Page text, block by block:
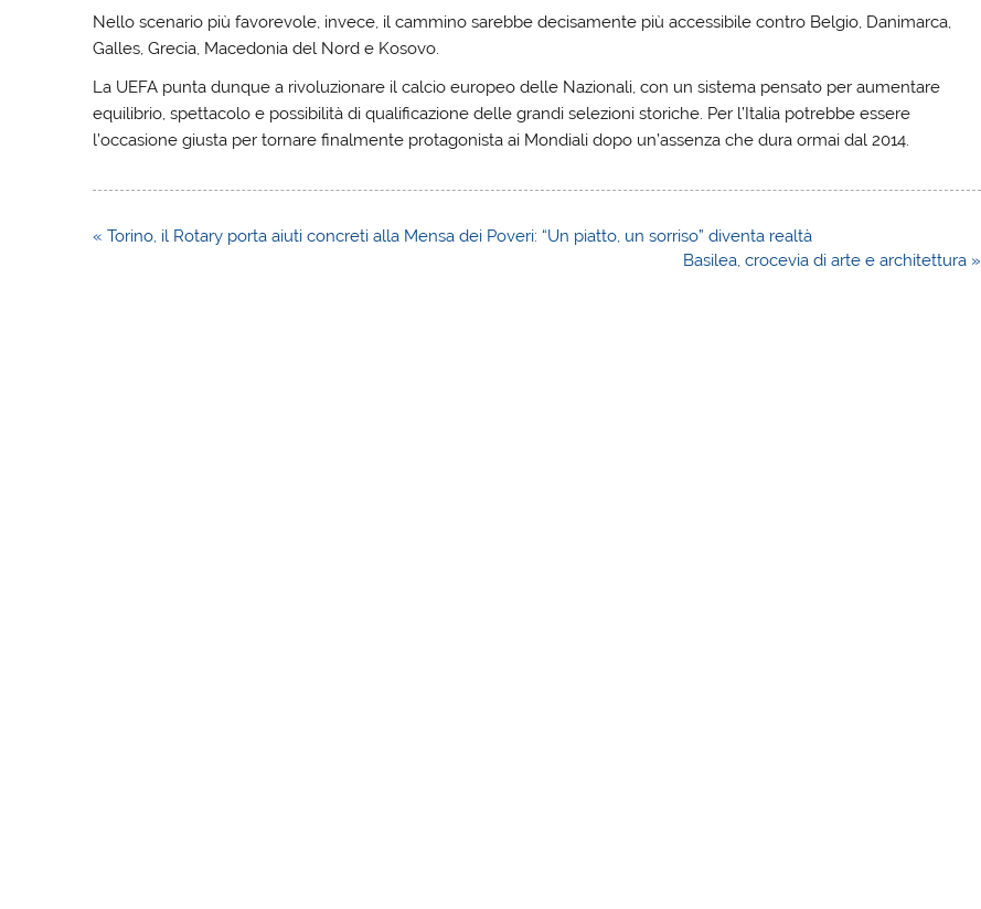
Nello scenario più favorevole, invece, il cammino sarebbe decisamente più accessibile contro Belgio, Danimarca,
Galles, Grecia, Macedonia del Nord e Kosovo.
La UEFA punta dunque a rivoluzionare il calcio europeo delle Nazionali, con un sistema pensato per aumentare
equilibrio, spettacolo e possibilità di qualificazione delle grandi selezioni storiche. Per l’Italia potrebbe essere
l’occasione giusta per tornare finalmente protagonista ai Mondiali dopo un’assenza che dura ormai dal 2014.
Navigazione
« Torino, il Rotary porta aiuti concreti alla Mensa dei Poveri: “Un piatto, un sorriso” diventa realtà
Basilea, crocevia di arte e architettura »